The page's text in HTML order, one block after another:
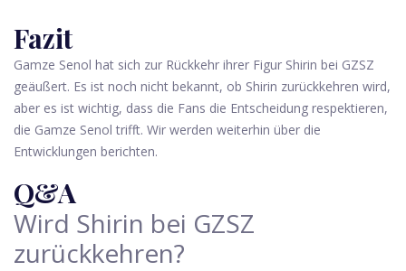
Fazit
Gamze Senol hat sich zur Rückkehr ihrer Figur Shirin bei GZSZ
geäußert. Es ist noch nicht bekannt, ob Shirin zurückkehren wird,
aber es ist wichtig, dass die Fans die Entscheidung respektieren,
die Gamze Senol trifft. Wir werden weiterhin über die
Entwicklungen berichten.
Q&A
Wird Shirin bei GZSZ
zurückkehren?